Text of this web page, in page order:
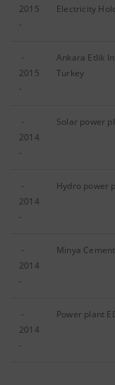
2015
-
Electricity
-
2015
-
Ankara Etlik
Turkey
-
2014
-
Solar power
-
2014
-
Hydro power
-
2014
-
Minya
-
2014
-
Power plant